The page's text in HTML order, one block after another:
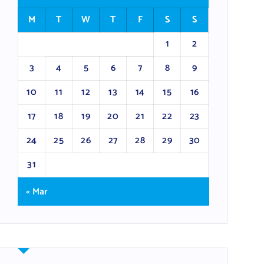
M
T W T F S
S
1
2
3
4 5 6 7 8
9
10
11 12 13 14 15
16
17
18 19 20 21 22
23
24
25 26 27 28 29
30
31
« Mar